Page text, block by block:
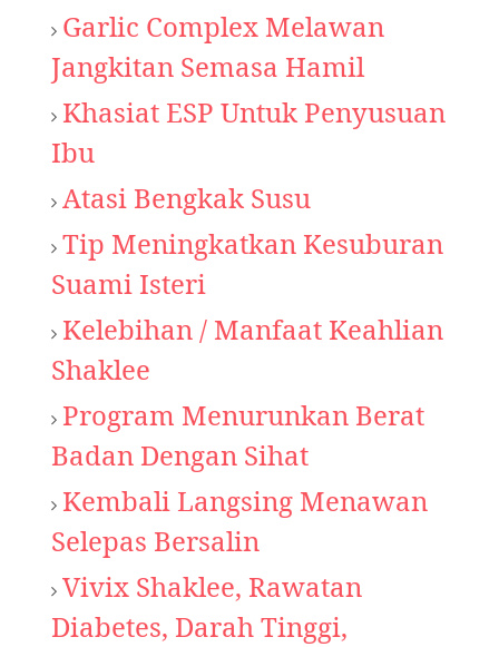
Garlic Complex Melawan
Jangkitan Semasa Hamil
Khasiat ESP Untuk Penyusuan
Ibu
Atasi Bengkak Susu
Tip Meningkatkan Kesuburan
Suami Isteri
Kelebihan / Manfaat Keahlian
Shaklee
Program Menurunkan Berat
Badan Dengan Sihat
Kembali Langsing Menawan
Selepas Bersalin
Vivix Shaklee, Rawatan
Diabetes, Darah Tinggi,